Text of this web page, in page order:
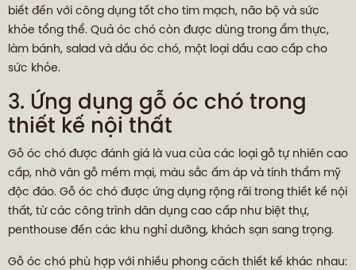
biết đến với công dụng tốt cho tim mạch, não bộ và sức
khỏe tổng thể. Quả óc chó còn được dùng trong ẩm thực,
làm bánh, salad và dầu óc chó, một loại dầu cao cấp cho
sức khỏe.
3. Ứng dụng gỗ óc chó trong
thiết kế nội thất
Gỗ óc chó được đánh giá là vua của các loại gỗ tự nhiên cao
cấp, nhờ vân gỗ mềm mại, màu sắc ấm áp và tính thẩm mỹ
độc đáo. Gỗ óc chó được ứng dụng rộng rãi trong thiết kế nội
thất, từ các công trình dân dụng cao cấp như biệt thự,
penthouse đến các khu nghỉ dưỡng, khách sạn sang trọng.
Gỗ óc chó phù hợp với nhiều phong cách thiết kế khác nhau: